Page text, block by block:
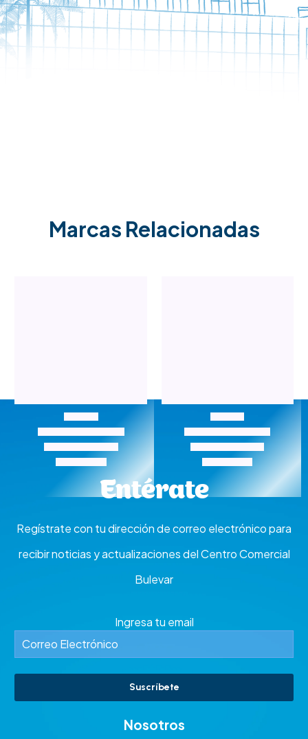
Marcas Relacionadas
Entérate
Regístrate con tu dirección de correo electrónico para
recibir noticias y actualizaciones del Centro Comercial
Bulevar
Ingresa tu email
Suscríbete
Nosotros